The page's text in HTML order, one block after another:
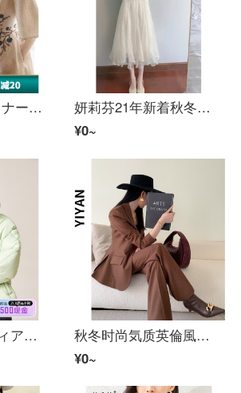
现货-原创デザイナーレディスフィア魔女と骑士温婉気质显瘦鳄皮斯2022春精致刺繍腰法式小性感遮肉长裙白XL(现货)
妍莉芬21年新着秋冬连衣裙优雅小香风気质名媛御姐超仙女神范穿搭配白色赛塔网纱ニットスカート女性秋冬米白色赛塔+白色网纱スカーレットM
¥0~
A 21レディスフィア梭织宽松立领长袖开胸厚羽毛cort浅粉绿M
秋冬时尚気质英倫風職業正装深カレー色高級感ネット赤スーツ深カレー色スーツS
¥0~